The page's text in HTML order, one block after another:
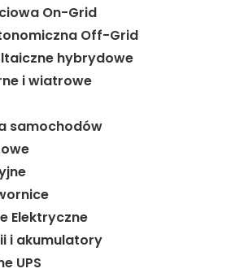
On-Grid
Off-Grid
hybrydowe
i wiatrowe
samochodów
Elektryczne
i akumulatory
UPS